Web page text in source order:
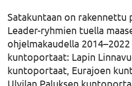
Satakuntaan on rakennettu
Leader-ryhmien tuella
ohjelmakaudella
kuntoportaat: Lapin
kuntoportaat, Eurajoen
Ulvilan Paluksen